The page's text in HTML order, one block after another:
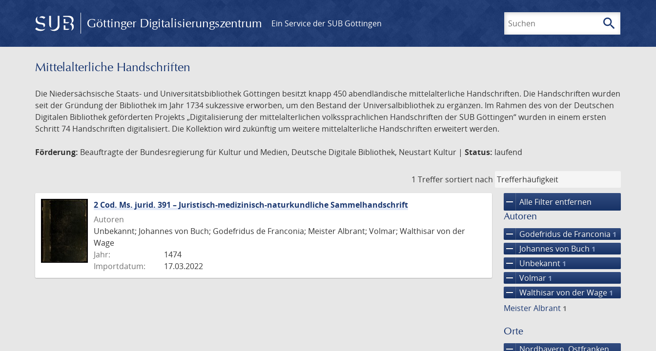
Göttinger Digitalisierungszentrum Ein Service der SUB Göttingen search
Mittelalterliche Handschriften
Die Niedersächsische Staats- und Universitätsbibliothek Göttingen besitzt knapp 450 abendländische mittelalterliche Handschriften. Die Handschriften wurden
seit der Gründung der Bibliothek im Jahr 1734 sukzessive erworben, um den Bestand der Universalbibliothek zu ergänzen. Im Rahmen des von der Deutschen
Digitalen Bibliothek geförderten Projekts „Digitalisierung der mittelalterlichen volkssprachlichen Handschriften der SUB Göttingen“ wurden in einem ersten
Schritt 74 Handschriften digitalisiert. Die Kollektion wird zukünftig um weitere mittelalterliche Handschriften erweitert werden.
Förderung: Beauftragte der Bundesregierung für Kultur und Medien, Deutsche Digitale Bibliothek, Neustart Kultur | Status: laufend
1 Treffer sortiert nach
remove Alle Filter entfernen
Autoren
remove Godefridus de Franconia 1
remove Johannes von Buch 1
remove Unbekannt 1
remove Volmar 1
remove Walthisar von der Wage 1
Meister Albrant 1
Orte
2 Cod. Ms. jurid. 391 – Juristisch-medizinisch-naturkundliche Sammelhandschrift
Autoren
Unbekannt; Johannes von Buch; Godefridus de Franconia; Meister Albrant; Volmar; Walthisar von der
Wage
Jahr:
1474
Importdatum:
17.03.2022